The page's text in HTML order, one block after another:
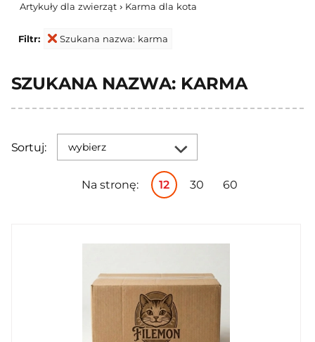
Artykuły dla zwierząt › Karma dla kota
Filtr: Szukana nazwa: karma
SZUKANA NAZWA: KARMA
Sortuj: wybierz
Na stronę: 12 30 60